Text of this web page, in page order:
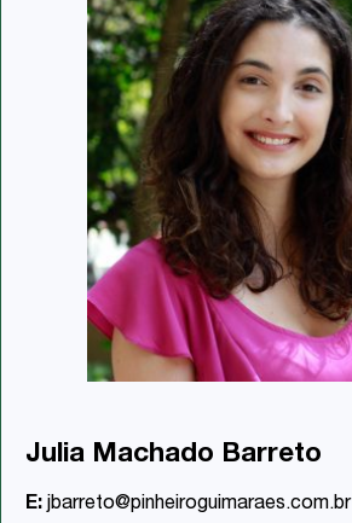
Julia Machado Barreto
E: jbarreto@pinheiroguimaraes.com.br